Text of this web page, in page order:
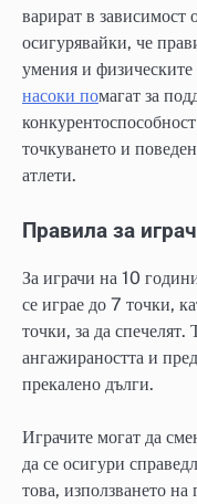
варират в зависимост
осигурявайки, че
умения и физическите
насоки помагат за
точкуването и
атлети.
Правила за
За играчи на 10
се играе до 7 точки,
точки, за да
ангажираността и
прекалено дълги.
Играчите могат да
да се осигури
това, използването